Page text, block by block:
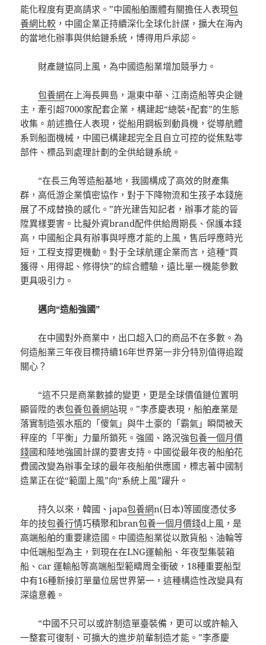
能化程度有更高請求。”中國船舶團體有關擔任人表現包
養網比較 ，中國企業正持續深化全球化計謀，擴大在海內
的當地化辦事與供給鏈系統，博得用戶承認。
財產鏈協同上風，為中國造船業增加競爭力。
包養網在上海長興島，滬東中華、江南造船等央企鏈
主，牽引超7000家配套企業，構建起“總裝+配套”的生態
收集。前述擔任人表現，從船用鋼板到動員機，從導航體
系到船面機械，中國已構建起完全且自立可控的從焦點零
部件、標品到處理計劃的全供給鏈系統。
“在長三角等造船基地，我國構成了高效的財產集
群，高低游企業慎密協作，對于下降物流和生孩子本錢施
展了不成替換的感化。”許光建告知記者，辦事才能的晉
陞異樣要害。比擬外資brand配件供給周期長、保護本錢
高，中國船企具有辦事與呼應才能的上風，售后呼應時光
短，工程支撐更機動。對于全球航運企業而言，這種“買
獲得、用得起、修得快”的綜合體驗，遠比單一機能參數
更具吸引力。
邁向“造船強國”
在中國對外商業中，出口超入口的商品不在多數。為
何造船業三年夜目標持續16年世界第一非分特別值得追蹤
關心？
“這不只是商業數據的變更，更是全球價值鏈位置明
顯晉陞的表包養包養網站現。”李彥慶表現，船舶產業是
落實制造張水瓶的「傻氣」與牛土豪的「霸氣」瞬間被天
秤座的「平衡」力量所鎖死。強國、路況強包養一個月價
錢國和陸地強國計謀的要害支持。中國從最年夜的船舶花
費國改變為辦事全球的最年夜船舶供應國，標志著中國制
造業正在從“範圍上風”向“系統上風”躍升。
持久以來，韓國、japa包養網n(日本)等國度憑仗多
年的技包養行情巧積聚和bran包養一個月價錢d上風，是
高端船舶的重要建造國。中國造船業從以散貨船、油輪等
中低端船型為主，到現在在LNG運輸船、年夜型集裝箱
船、car 運輸船等高端船型範疇周全衝破，18種重要船型
中有16種新接訂單量位居世界第一，這種構造性改變具有
深遠意義。
“中國不只可以或許制造單臺裝備，更可以或許輸入
一整套可復制、可擴大的進步前輩制造才能。”李彥慶